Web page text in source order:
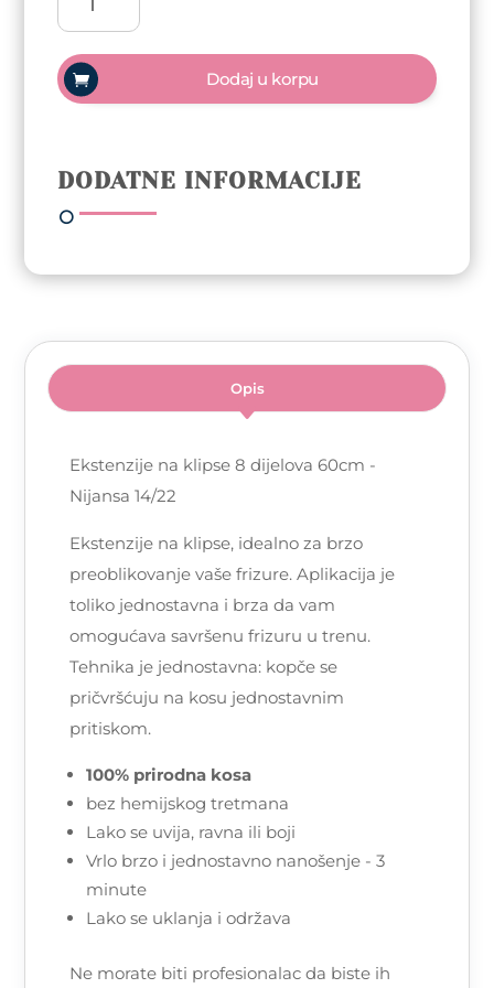
klipse
8
dijelova
60cm
14/22
količina
Dodaj u korpu
DODATNE INFORMACIJE
Opis
Ekstenzije na klipse 8 dijelova 60cm -
Nijansa 14/22
Ekstenzije na klipse, idealno za brzo
preoblikovanje vaše frizure. Aplikacija je
toliko jednostavna i brza da vam
omogućava savršenu frizuru u trenu.
Tehnika je jednostavna: kopče se
pričvršćuju na kosu jednostavnim
pritiskom.
100% prirodna kosa
bez hemijskog tretmana
Lako se uvija, ravna ili boji
Vrlo brzo i jednostavno nanošenje - 3
minute
Lako se uklanja i održava
Ne morate biti profesionalac da biste ih